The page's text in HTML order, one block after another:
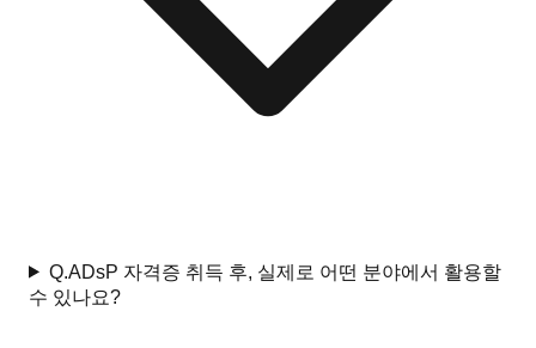
Q.ADsP 자격증 취득 후, 실제로 어떤 분야에서 활용할
수 있나요?